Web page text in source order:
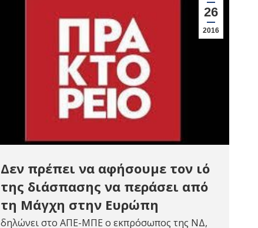
26
2016
Δεν πρέπει να αφήσουμε τον ιό
της διάσπασης να περάσει από
τη Μάγχη στην Ευρώπη
δηλώνει στο ΑΠΕ-ΜΠΕ ο εκπρόσωπος της ΝΔ,